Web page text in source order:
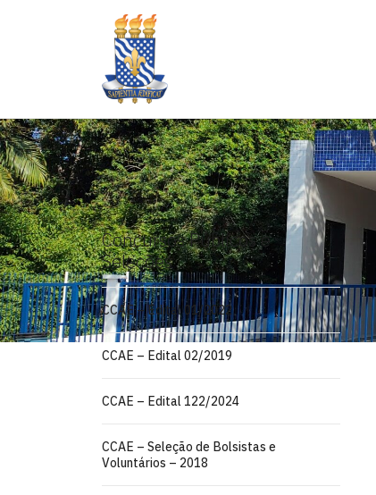
Concursos Públicos e
Seleções
CCAE – Edital 01/2022
CCAE – Edital 02/2019
CCAE – Edital 122/2024
CCAE – Seleção de Bolsistas e
Voluntários – 2018